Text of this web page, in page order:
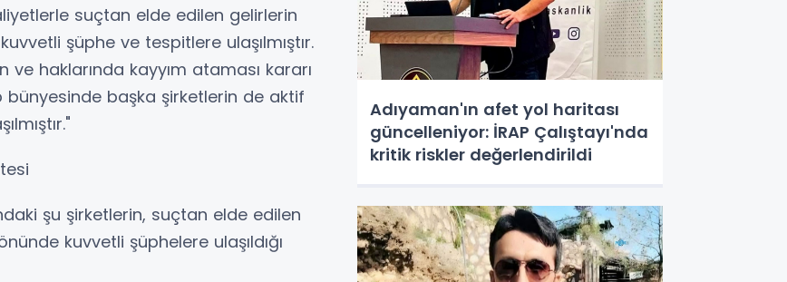
suçtan elde edilen gelirlerin
şüphe ve tespitlere ulaşılmıştır.
haklarında kayyım ataması kararı
başka şirketlerin de aktif
şu şirketlerin, suçtan elde edilen
kuvvetli şüphelere ulaşıldığı
Adıyaman'ın afet yol haritası
güncelleniyor: İRAP Çalıştayı'nda
kritik riskler değerlendirildi